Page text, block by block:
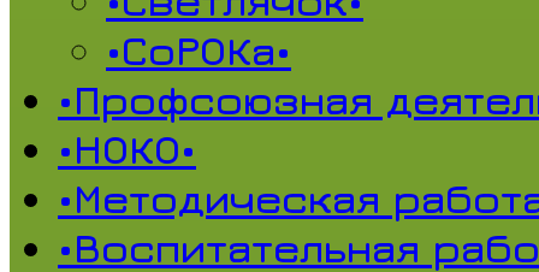
•СоРОКа•
•Профсоюзная
•НОКО•
•Методическая
•Воспитательная